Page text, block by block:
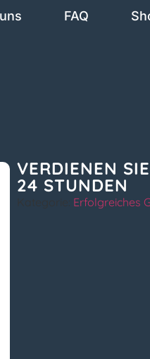
FAQ
VERDIENEN
24 STUNDEN
Erfolgreiches